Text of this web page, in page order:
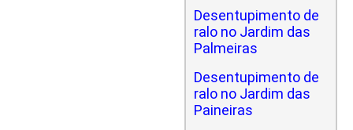
Desentupimento de
ralo no Jardim das
Palmeiras
Desentupimento de
ralo no Jardim das
Paineiras